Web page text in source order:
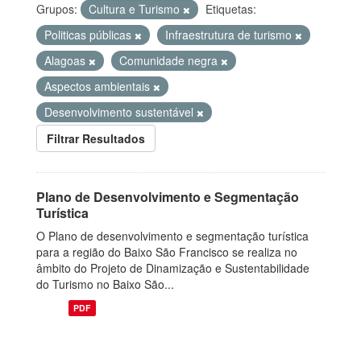
Grupos:
Cultura e Turismo
Etiquetas:
Politicas públicas
Infraestrutura de turismo
Alagoas
Comunidade negra
Aspectos ambientais
Desenvolvimento sustentável
Filtrar Resultados
Plano de Desenvolvimento e Segmentação
Turística
O Plano de desenvolvimento e segmentação turística
para a região do Baixo São Francisco se realiza no
âmbito do Projeto de Dinamização e Sustentabilidade
do Turismo no Baixo São...
PDF